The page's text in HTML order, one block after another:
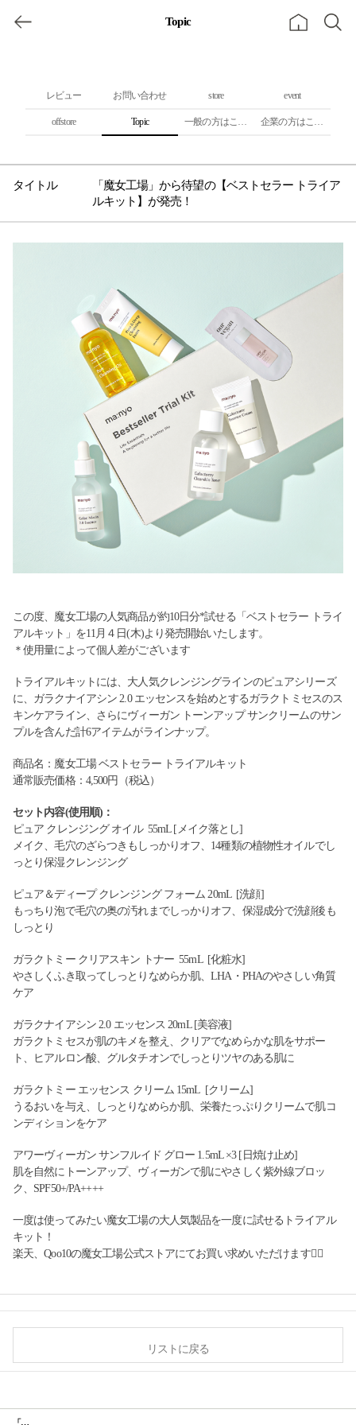
Topic
レビュー お問い合わせ store event
offstore Topic 一般の方はこちら 企業の方はこちら
「魔女工場」から待望の【ベストセラー トライア
ルキット】が発売！
この度、魔女工場の人気商品が約10日分*試せる「ベストセラー トライ
アルキット」を11月４日(木)より発売開始いたします。
＊使用量によって個人差がございます
トライアルキットには、大人気クレンジングラインのピュアシリーズ
に、ガラクナイアシン 2.0 エッセンスを始めとするガラクトミセスのス
キンケアライン、さらにヴィーガン トーンアップ サンクリームのサン
プルを含んだ計6アイテムがラインナップ。
商品名：魔女工場 ベストセラー トライアルキット
通常販売価格：4,500円（税込）
セット内容(使用順)：
ピュア クレンジング オイル 55mL [メイク落とし]
メイク、毛穴のざらつきもしっかりオフ、14種類の植物性オイルでし
っとり保湿クレンジング
ピュア＆ディープ クレンジング フォーム 20mL [洗顔]
もっちり泡で毛穴の奥の汚れまでしっかりオフ、保湿成分で洗顔後も
しっとり
ガラクトミー クリアスキン トナー 55mL [化粧水]
やさしくふき取ってしっとりなめらか肌、LHA・PHAのやさしい角質
ケア
ガラクナイアシン 2.0 エッセンス 20mL [美容液]
ガラクトミセスが肌のキメを整え、クリアでなめらかな肌をサポー
ト、ヒアルロン酸、グルタチオンでしっとりツヤのある肌に
ガラクトミー エッセンス クリーム 15mL [クリーム]
うるおいを与え、しっとりなめらか肌、栄養たっぷりクリームで肌コ
ンディションをケア
アワーヴィーガン サンフルイド グロー 1.5mL ×3 [日焼け止め]
肌を自然にトーンアップ、ヴィーガンで肌にやさしく紫外線ブロッ
ク、SPF50+/PA++++
一度は使ってみたい魔女工場の大人気製品を一度に試せるトライアル
キット！
楽天、Qoo10の魔女工場公式ストアにてお買い求めいただけます🧙‍♀️
リストに戻る
「魔女工場」から待望の【ベストセラー トライアルキット】が発売！